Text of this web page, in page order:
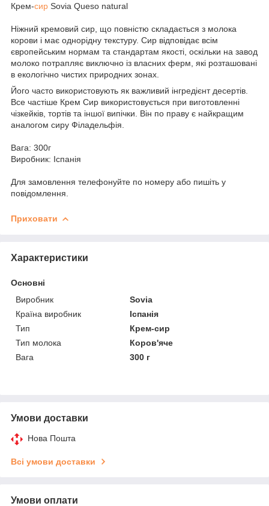
Крем-сир Sovia Queso natural
Ніжний кремовий сир, що повністю складається з молока
корови і має однорідну текстуру. Сир відповідає всім
європейським нормам та стандартам якості, оскільки на завод
молоко потрапляє виключно із власних ферм, які розташовані
в екологічно чистих природних зонах.
Його часто використовують як важливий інгредієнт десертів.
Все частіше Крем Сир використовується при виготовленні
чізкейків, тортів та іншої випічки. Він по праву є найкращим
аналогом сиру Філадельфія.
Вага: 300г
Виробник: Іспанія
Для замовлення телефонуйте по номеру або пишіть у
повідомлення.
Приховати
Характеристики
Основні
Виробник
Sovia
Країна виробник
Іспанія
Тип
Крем-сир
Тип молока
Коров'яче
Вага
300 г
Умови доставки
Нова Пошта
Всі умови доставки
Умови оплати